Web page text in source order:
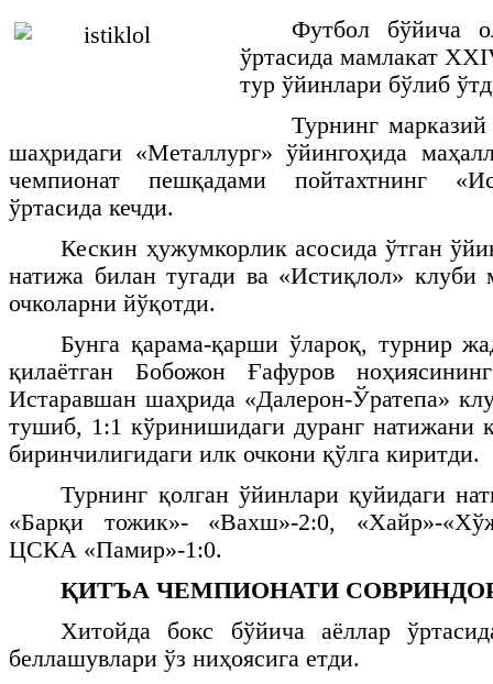
Футбол бўйича
ўртасида мамлакат
тур ўйинлари бўлиб
Турнинг
шаҳридаги «Металлург» ўйингоҳида
чемпионат пешқадами пойтахтнинг
ўртасида кечди.
Кескин ҳужумкорлик асосида ўтган
натижа билан тугади ва «Истиқлол» клуби
очколарни йўқотди.
Бунга қарама-қарши ўлароқ, турнир
қилаётган Бобожон Ғафуров
Истаравшан шаҳрида «Далерон-Ўратепа»
тушиб, 1:1 кўринишидаги дуранг натижани
биринчилигидаги илк очкони қўлга киритди.
Турнинг қолган ўйинлари қуйидаги
«Барқи тожик»- «Вахш»-2:0, «Хайр»-
ЦСКА «Памир»-1:0.
ҚИТЪА ЧЕМПИОНАТИ
Хитойда бокс бўйича аёллар
беллашувлари ўз ниҳоясига етди.